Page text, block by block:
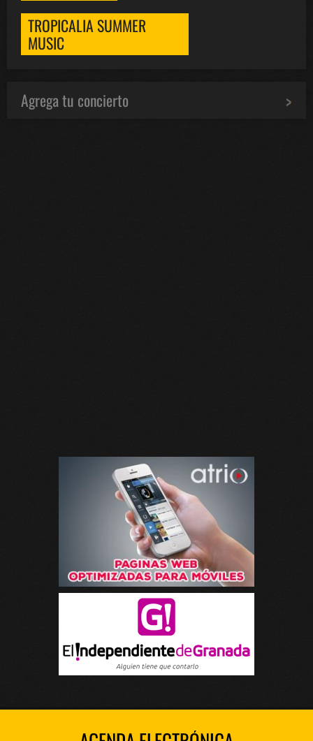
TROPICALIA SUMMER
MUSIC
Agrega tu concierto